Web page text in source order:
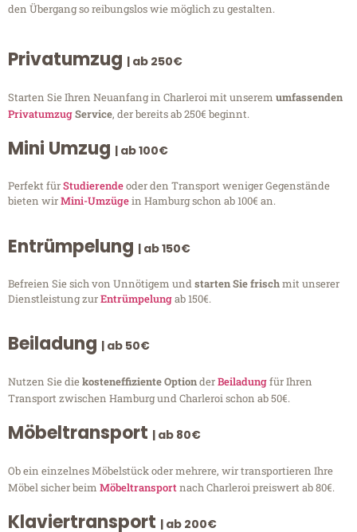
den Übergang so reibungslos wie möglich zu gestalten.
Privatumzug | ab 250€
Starten Sie Ihren Neuanfang in Charleroi mit unserem umfassenden
PrivatumzugService, der bereits ab 250€ beginnt.
Mini Umzug | ab 100€
Perfekt fürStudierendeoder den Transport weniger Gegenstände
bieten wirMini-Umzügein Hamburg schon ab 100€ an.
Entrümpelung | ab 150€
Befreien Sie sich von Unnötigem undstarten Sie frischmit unserer
Dienstleistung zurEntrümpelungab 150€.
Beiladung | ab 50€
Nutzen Sie diekosteneffiziente OptionderBeiladungfür Ihren
Transport zwischen Hamburg und Charleroi schon ab 50€.
Möbeltransport | ab 80€
Ob ein einzelnes Möbelstück oder mehrere, wir transportieren Ihre
Möbel sicher beim Möbeltransportnach Charleroi preiswert ab 80€.
Klaviertransport | ab 200€